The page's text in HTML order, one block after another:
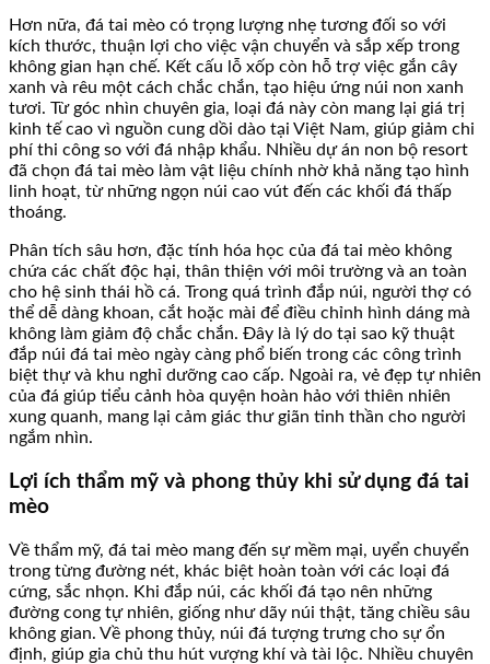
Hơn nữa, đá tai mèo có trọng lượng nhẹ tương đối so với
kích thước, thuận lợi cho việc vận chuyển và sắp xếp trong
không gian hạn chế. Kết cấu lỗ xốp còn hỗ trợ việc gắn cây
xanh và rêu một cách chắc chắn, tạo hiệu ứng núi non xanh
tươi. Từ góc nhìn chuyên gia, loại đá này còn mang lại giá trị
kinh tế cao vì nguồn cung dồi dào tại Việt Nam, giúp giảm chi
phí thi công so với đá nhập khẩu. Nhiều dự án non bộ resort
đã chọn đá tai mèo làm vật liệu chính nhờ khả năng tạo hình
linh hoạt, từ những ngọn núi cao vút đến các khối đá thấp
thoáng.
Phân tích sâu hơn, đặc tính hóa học của đá tai mèo không
chứa các chất độc hại, thân thiện với môi trường và an toàn
cho hệ sinh thái hồ cá. Trong quá trình đắp núi, người thợ có
thể dễ dàng khoan, cắt hoặc mài để điều chỉnh hình dáng mà
không làm giảm độ chắc chắn. Đây là lý do tại sao kỹ thuật
đắp núi đá tai mèo ngày càng phổ biến trong các công trình
biệt thự và khu nghỉ dưỡng cao cấp. Ngoài ra, vẻ đẹp tự nhiên
của đá giúp tiểu cảnh hòa quyện hoàn hảo với thiên nhiên
xung quanh, mang lại cảm giác thư giãn tinh thần cho người
ngắm nhìn.
Lợi ích thẩm mỹ và phong thủy khi sử dụng đá tai
mèo
Về thẩm mỹ, đá tai mèo mang đến sự mềm mại, uyển chuyển
trong từng đường nét, khác biệt hoàn toàn với các loại đá
cứng, sắc nhọn. Khi đắp núi, các khối đá tạo nên những
đường cong tự nhiên, giống như dãy núi thật, tăng chiều sâu
không gian. Về phong thủy, núi đá tượng trưng cho sự ổn
định, giúp gia chủ thu hút vượng khí và tài lộc. Nhiều chuyên